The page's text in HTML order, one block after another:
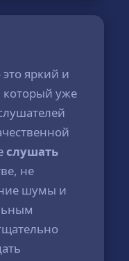
это яркий и
уже
слушать
не
шумы и